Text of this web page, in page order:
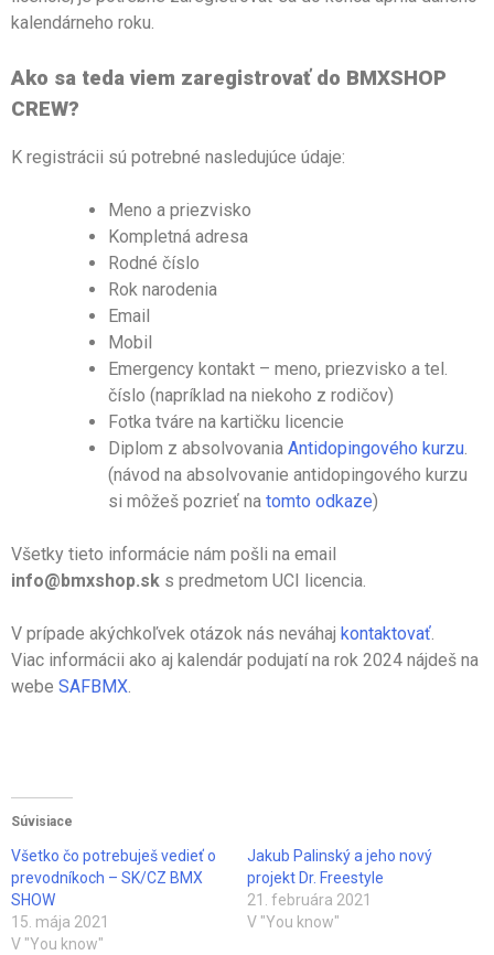
kalendárneho roku.
Ako sa teda viem zaregistrovať do BMXSHOP
CREW?
K registrácii sú potrebné nasledujúce údaje:
Meno a priezvisko
Kompletná adresa
Rodné číslo
Rok narodenia
Email
Mobil
Emergency kontakt – meno, priezvisko a tel.
číslo (napríklad na niekoho z rodičov)
Fotka tváre na kartičku licencie
Diplom z absolvovania Antidopingového kurzu.
(návod na absolvovanie antidopingového kurzu
si môžeš pozrieť na tomto odkaze)
Všetky tieto informácie nám pošli na email
info@bmxshop.sk s predmetom UCI licencia.
V prípade akýchkoľvek otázok nás neváhaj kontaktovať.
Viac informácii ako aj kalendár podujatí na rok 2024 nájdeš na
webe SAFBMX.
Súvisiace
Všetko čo potrebuješ vedieť o
prevodníkoch – SK/CZ BMX
SHOW
15. mája 2021
V "You know"
Jakub Palinský a jeho nový
projekt Dr. Freestyle
21. februára 2021
V "You know"